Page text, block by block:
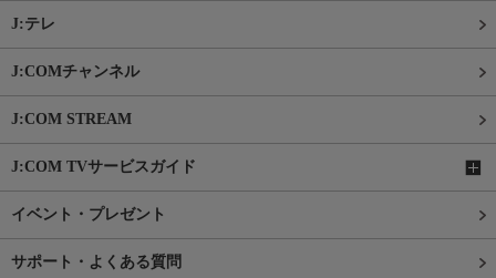
J:テレ
J:COMチャンネル
J:COM STREAM
J:COM TVサービスガイド
イベント・プレゼント
サポート・よくある質問